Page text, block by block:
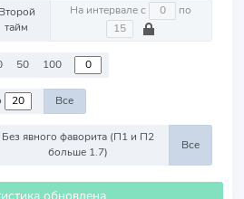
Второй
тайм
На интервале с по
50 100
Все
Без явного фаворита (П1 и П2
больше 1.7)
Все